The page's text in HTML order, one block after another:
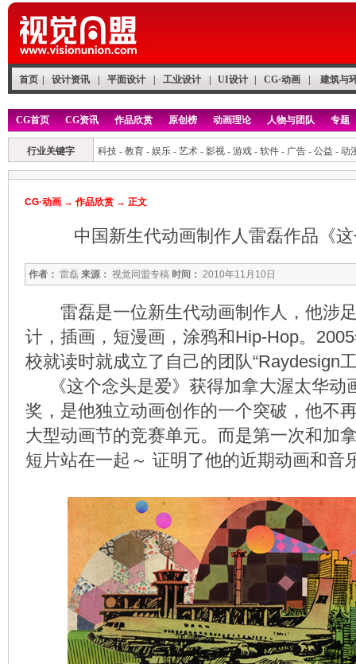
首页 设计资讯 平面设计 工业设计 UI设计 CG·动画 建筑与
CG首页 CG资讯 作品欣赏 原创榜 动画理论 人物与团队 专题
行业关键字 科技 - 教育 - 娱乐 - 艺术 - 影视 - 游戏 - 软件 - 广告 - 公益 - 动
CG·动画 → 作品欣赏 → 正文
中国新生代动画制作人雷磊作品《
作者： 雷磊 来源： 视觉同盟专稿 时间： 2010年11月10日
雷磊是一位新生代动画制作人，他涉
计，插画，短漫画，涂鸦和Hip-Hop。
校就读时就成立了自己的团队“Raydesign
《这个念头是爱》获得加拿大渥太华动
奖，是他独立动画创作的一个突破，他不
大型动画节的竞赛单元。而是第一次和加
短片站在一起～ 证明了他的近期动画和音